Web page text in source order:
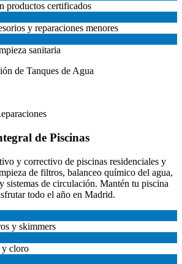
productos certificados
y reparaciones menores
sanitaria
de Piscinas
y correctivo de piscinas residenciales y
de filtros, balanceo químico del agua,
sistemas de circulación. Mantén tu piscina
todo el año en Madrid.
y skimmers
y cloro